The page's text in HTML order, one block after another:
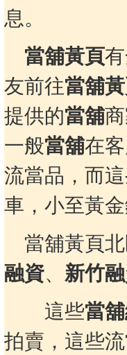
息。
當舖黃頁
友前往當舖
提供的當舖
一般當舖在
流當品，而
車，小至黃
當舖黃頁北
融資、 新竹
這些當
拍賣，這些